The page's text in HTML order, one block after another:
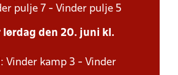
pulje 7 - Vinder pulje 5
lørdag den 20. juni kl.
Vinder kamp 3 - Vinder